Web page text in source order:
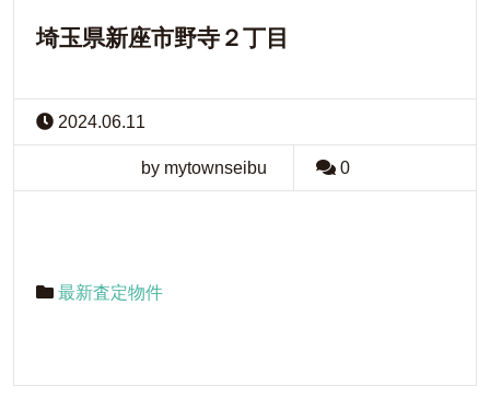
埼玉県新座市野寺２丁目
2024.06.11
by mytownseibu 0
最新査定物件